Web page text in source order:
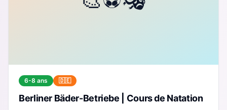
6-8 ans 🇩🇪
Berliner Bäder-Betriebe | Cours de Natation